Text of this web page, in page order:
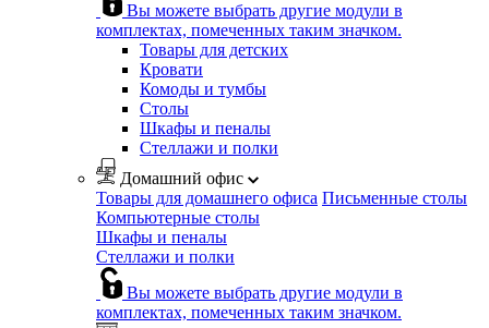
Вы можете выбрать другие модули в
комплектах, помеченных таким значком.
Товары для детских
Кровати
Комоды и тумбы
Столы
Шкафы и пеналы
Стеллажи и полки
Домашний офис
Товары для домашнего офиса Письменные столы
Компьютерные столы
Шкафы и пеналы
Стеллажи и полки
Вы можете выбрать другие модули в
комплектах, помеченных таким значком.